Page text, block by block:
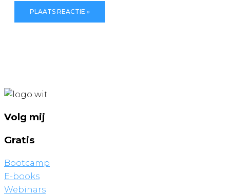
Volg mij
Gratis
Bootcamp
E-books
Webinars